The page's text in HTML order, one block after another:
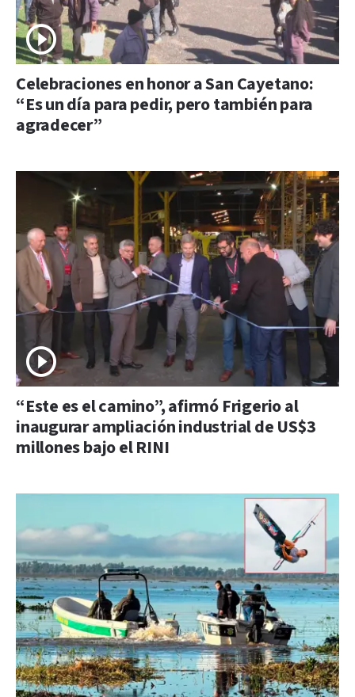
Celebraciones en honor a San Cayetano:
“Es un día para pedir, pero también para
agradecer”
“Este es el camino”, afirmó Frigerio al
inaugurar ampliación industrial de US$3
millones bajo el RINI